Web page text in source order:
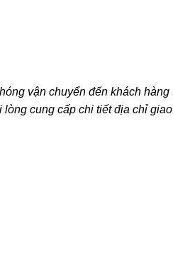
vận chuyển đến khách
cung cấp chi tiết địa chỉ